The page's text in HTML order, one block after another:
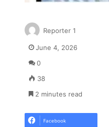
Reporter 1
June 4, 2026
0
38
2 minutes read
Facebook